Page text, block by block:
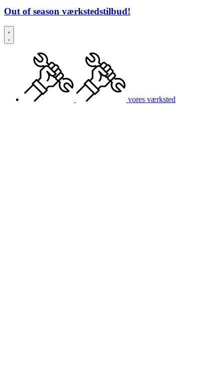
Out of season værkstedstilbud!
vores værksted